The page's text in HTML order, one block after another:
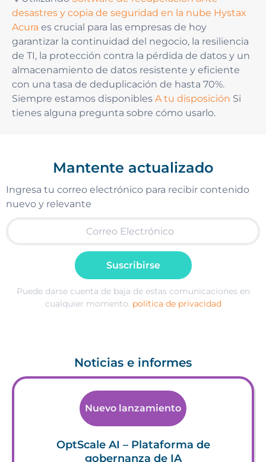
desastres y copia de seguridad en la nube Hystax
Acura es crucial para las empresas de hoy
garantizar la continuidad del negocio, la resiliencia
de TI, la protección contra la pérdida de datos y un
almacenamiento de datos resistente y eficiente
con una tasa de deduplicación de hasta 70%.
Siempre estamos disponibles A tu disposición Si
tienes alguna pregunta sobre cómo usarlo.
Mantente actualizado
Ingresa tu correo electrónico para recibir contenido
nuevo y relevante
Suscribirse
Puede darse cuenta de baja de estas comunicaciones en
cualquier momento. política de privacidad
Noticias e informes
Nuevo lanzamiento
OptScale AI – Plataforma de
gobernanza de IA